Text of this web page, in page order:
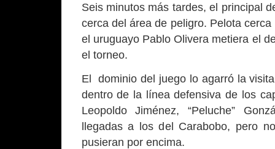
Seis minutos más tardes, el principal
cerca del área de peligro. Pelota
el uruguayo Pablo Olivera metiera el
el torneo.
El dominio del juego lo agarró la
dentro de la línea defensiva de los
Leopoldo Jiménez, “Peluche”
llegadas a los del Carabobo, pero
pusieran por encima.